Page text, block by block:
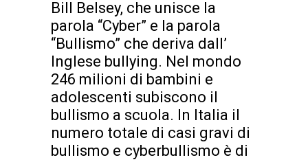
Bill Belsey, che unisce la
parola “Cyber” e la parola
“Bullismo” che deriva dall’
Inglese bullying. Nel mondo
246 milioni di bambini e
adolescenti subiscono il
bullismo a scuola. In Italia il
numero totale di casi gravi di
bullismo e cyberbullismo è di